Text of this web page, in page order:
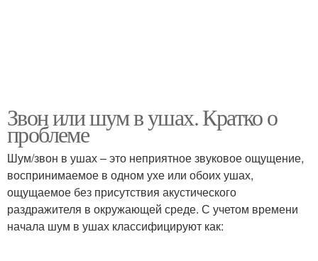
Звон или шум в ушах. Кратко о
проблеме
Шум/звон в ушах – это неприятное звуковое ощущение,
воспринимаемое в одном ухе или обоих ушах,
ощущаемое без присутствия акустического
раздражителя в окружающей среде. С учетом времени
начала шум в ушах классифицируют как: